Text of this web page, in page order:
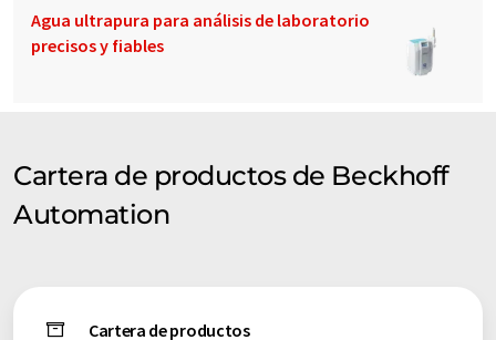
Agua ultrapura para análisis de laboratorio
precisos y fiables
Cartera de productos de Beckhoff
Automation
Cartera de productos